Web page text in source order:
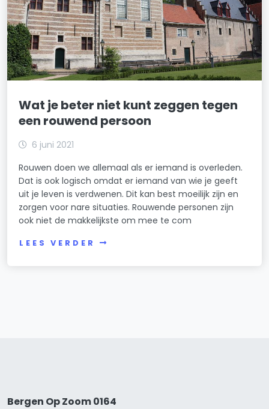
Wat je beter niet kunt zeggen tegen
een rouwend persoon
6 juni 2021
Rouwen doen we allemaal als er iemand is overleden.
Dat is ook logisch omdat er iemand van wie je geeft
uit je leven is verdwenen. Dit kan best moeilijk zijn en
zorgen voor nare situaties. Rouwende personen zijn
ook niet de makkelijkste om mee te com
LEES VERDER
Bergen Op Zoom 0164